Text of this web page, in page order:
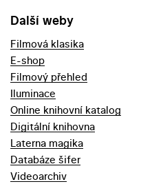
Další weby
Filmová klasika
E-shop
Filmový přehled
Iluminace
Online knihovní katalog
Digitální knihovna
Laterna magika
Databáze šifer
Videoarchiv